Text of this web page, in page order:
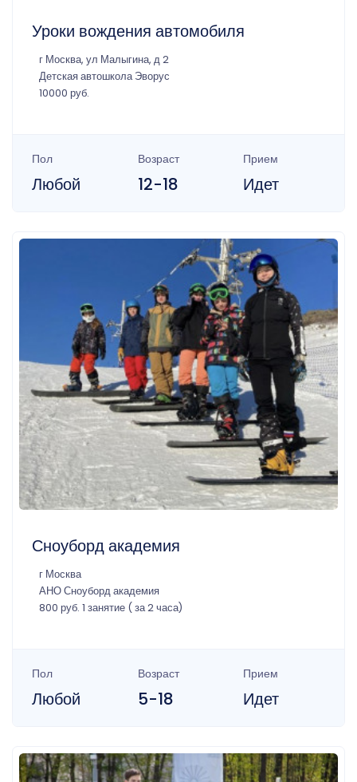
Уроки вождения автомобиля
г Москва, ул Малыгина, д 2
Детская автошкола Эворус
10000 руб.
Пол
Любой
Возраст
12-18
Прием
Идет
Сноуборд академия
г Москва
АНО Сноуборд академия
800 руб. 1 занятие ( за 2 часа)
Пол
Любой
Возраст
5-18
Прием
Идет